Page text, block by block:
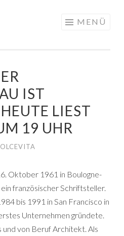
MENÜ
IST
LIEST
19 UHR
Oktober 1961 in Boulogne-
französischer Schriftsteller.
bis 1991 in San Francisco in
Unternehmen gründete.
und von Beruf Architekt. Als